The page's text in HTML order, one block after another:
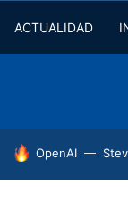
ACTUALIDAD
HOY SE HABLA
OpenAI